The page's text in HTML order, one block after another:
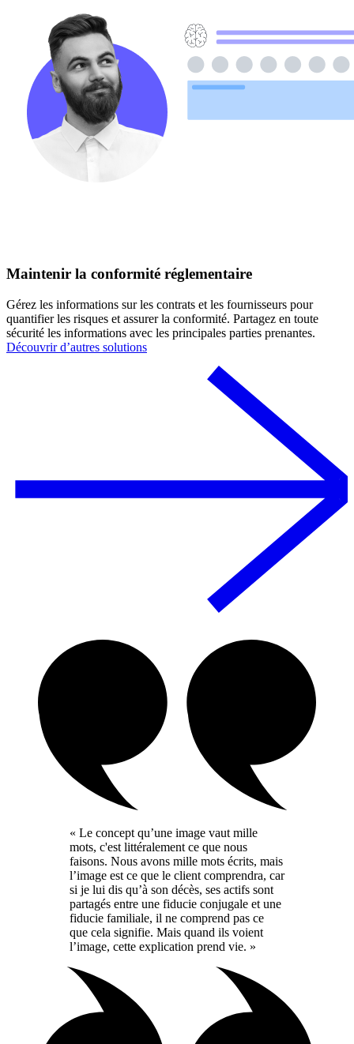
Maintenir la conformité réglementaire
Gérez les informations sur les contrats et les fournisseurs pour
quantifier les risques et assurer la conformité. Partagez en toute
sécurité les informations avec les principales parties prenantes.
Découvrir d’autres solutions
« Le concept qu’une image vaut mille
mots, c'est littéralement ce que nous
faisons. Nous avons mille mots écrits, mais
l’image est ce que le client comprendra, car
si je lui dis qu’à son décès, ses actifs sont
partagés entre une fiducie conjugale et une
fiducie familiale, il ne comprend pas ce
que cela signifie. Mais quand ils voient
l’image, cette explication prend vie. »